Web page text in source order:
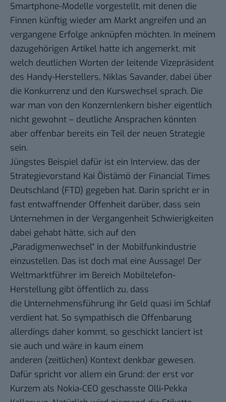
Smartphone-Modelle vorgestellt, mit denen die
Finnen künftig wieder am Markt angreifen und an
vergangene Erfolge anknüpfen möchten. In meinem
dazugehörigen Artikel hatte ich angemerkt, mit
welch deutlichen Worten der leitende Vizepräsident
des Handy-Herstellers, Niklas Savander, dabei über
die Konkurrenz und den Kurswechsel sprach. Die
war man von den Konzernlenkern bisher eigentlich
nicht gewohnt – deutliche Ansprachen könnten
aber offenbar bereits ein Teil der neuen Strategie
sein.
Jüngstes Beispiel dafür ist ein Interview, das der
Strategievorstand Kai Öistämö der Financial Times
Deutschland (FTD) gegeben hat. Darin spricht er in
fast entwaffnender Offenheit darüber, dass sein
Unternehmen in der Vergangenheit Schwierigkeiten
dabei gehabt hätte, sich auf den
„Paradigmenwechsel“ in der Mobilfunkindustrie
einzustellen. Das ist doch mal eine Aussage! Der
Weltmarktführer im Bereich Mobiltelefon-
Herstellung gibt öffentlich zu, dass
die Unternehmensführung ihr Geld quasi im Schlaf
verdient hat. So sympathisch die Offenbarung
allerdings daher kommt, so geschickt lanciert ist
sie auch und wäre in kaum einem
anderen (zeitlichen) Kontext denkbar gewesen.
Dafür spricht vor allem ein Grund: der erst vor
Kurzem als Nokia-CEO geschasste Olli-Pekka